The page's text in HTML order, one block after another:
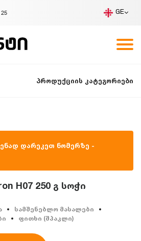
GE
პროდუქციის კატეგორიები
დარეკეთ ნომერზე -
H07 250 გ სოჭი
სამშენებლო მასალები
ფითხი (შპაკლი)